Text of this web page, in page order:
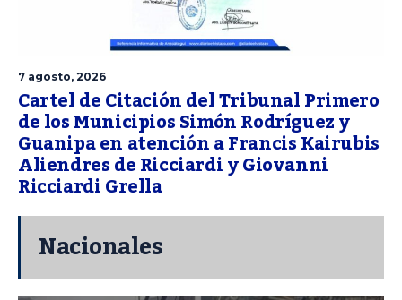
7 agosto, 2026
Cartel de Citación del Tribunal Primero
de los Municipios Simón Rodríguez y
Guanipa en atención a Francis Kairubis
Aliendres de Ricciardi y Giovanni
Ricciardi Grella
Nacionales